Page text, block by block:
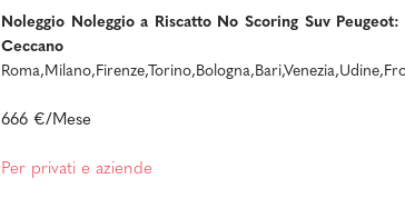
Noleggio Noleggio a Riscatto No Scoring Suv
Ceccano
666 €/Mese
Per privati e aziende